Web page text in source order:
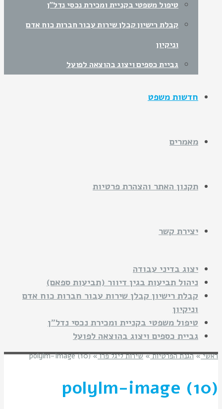
טיפול משפטי בקניית ומכירת נכסי נדל"ן
קבלת רישיון קבלן שירות עבור חברות כוח אדם
וניקיון
גביית כספים ויצוג בהוצאה לפועל
חדשות משפט
מאמרים
תקנון האתר והצהרת פרטיות
יצירת קשר
יצוג בדיני עבודה
ניהול תביעות בגין דיוור (תביעות ספאם)
קבלת רישיון קבלן שירות עבור חברות כוח אדם
וניקיון
טיפול משפטי בקניית ומכירת נכסי נדל"ן
גביית כספים ויצוג בהוצאה לפועל
ראשי » הגנת הפרטיות » שירות ליגל פרו »
polylm-image (10)
polylm-image (10)